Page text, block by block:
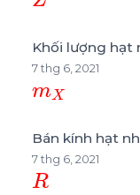
Khối lượng hạt
7 thg 6, 2021
mX
Bán kính hạt
7 thg 6, 2021
R